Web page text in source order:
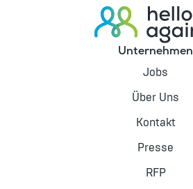
Unternehmen
Jobs
Über Uns
Kontakt
Presse
RFP